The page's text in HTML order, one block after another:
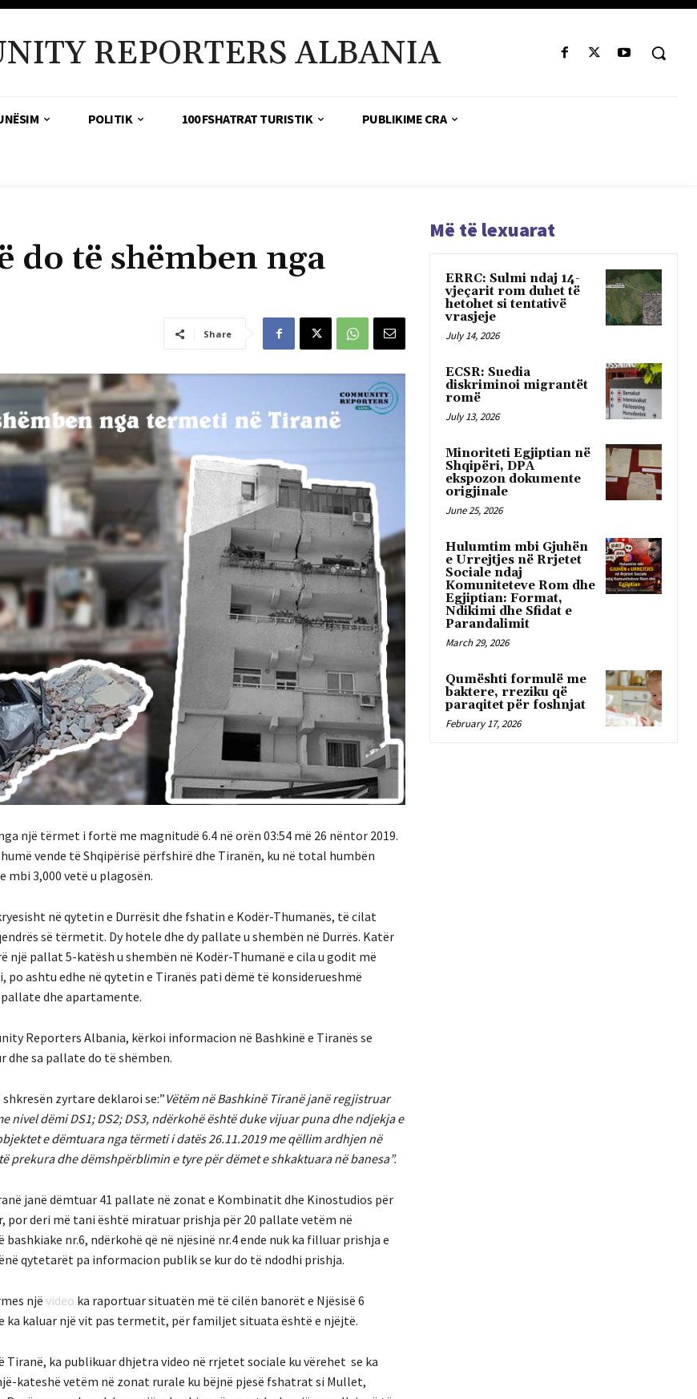
REPORTERS ALBANIA
POLITIK 100 FSHATRAT TURISTIK PUBLIKIME CRA
do të shëmben nga
Share
një tërmet i fortë me magnitudë 6.4 në orën 03:54 më 26 nëntor 2019.
vende të Shqipërisë përfshirë dhe Tiranën, ku në total humbën
mbi 3,000 vetë u plagosën.
në qytetin e Durrësit dhe fshatin e Kodër-Thumanës, të cilat
së tërmetit. Dy hotele dhe dy pallate u shembën në Durrës. Katër
një pallat 5-katësh u shembën në Kodër-Thumanë e cila u godit më
po ashtu edhe në qytetin e Tiranës pati dëmë të konsiderueshmë
dhe apartamente.
Reporters Albania, kërkoi informacion në Bashkinë e Tiranës se
dhe sa pallate do të shëmben.
zyrtare deklaroi se:”Vëtëm në Bashkinë Tiranë janë regjistruar
nivel dëmi DS1; DS2; DS3, ndërkohë është duke vijuar puna dhe ndjekja e
e dëmtuara nga tërmeti i datës 26.11.2019 me qëllim ardhjen në
prekura dhe dëmshpërblimin e tyre për dëmet e shkaktuara në banesa”.
janë dëmtuar 41 pallate në zonat e Kombinatit dhe Kinostudios për
por deri më tani është miratuar prishja për 20 pallate vetëm në
nr.6, ndërkohë që në njësinë nr.4 ende nuk ka filluar prishja e
qytetarët pa informacion publik se kur do të ndodhi prishja.
një video ka raportuar situatën më të cilën banorët e Njësisë 6
ka kaluar një vit pas termetit, për familjet situata është e njëjtë.
Tiranë, ka publikuar dhjetra video në rrjetet sociale ku vërehet se ka
kateshë vetëm në zonat rurale ku bëjnë pjesë fshatrat si Mullet,
Më të lexuarat
ERRC: Sulmi ndaj 14-
vjeçarit rom duhet të
hetohet si tentativë
vrasjeje
July 14, 2026
ECSR: Suedia
diskriminoi migrantët
romë
July 13, 2026
Minoriteti Egjiptian në
Shqipëri, DPA
ekspozon dokumente
origjinale
June 25, 2026
Hulumtim mbi Gjuhën
e Urrejtjes në Rrjetet
Sociale ndaj
Komuniteteve Rom dhe
Egjiptian: Format,
Ndikimi dhe Sfidat e
Parandalimit
March 29, 2026
Qumështi formulë me
baktere, rreziku që
paraqitet për foshnjat
February 17, 2026